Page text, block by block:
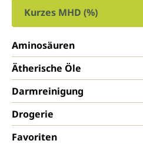
Kurzes MHD (%)
Aminosäuren
Ätherische Öle
Darmreinigung
Drogerie
Favoriten